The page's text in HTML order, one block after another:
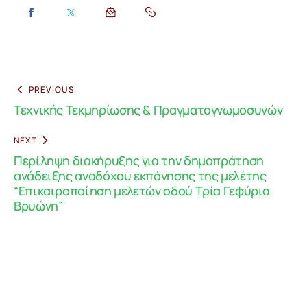
PREVIOUS
Τεχνικής Τεκμηρίωσης & Πραγματογνωμοσυνών
NEXT
Περίληψη διακήρυξης για την δημοπράτηση
ανάδειξης αναδόχου εκπόνησης της μελέτης
“Επικαιροποίηση μελετών οδού Τρία Γεφύρια
Βρυώνη”